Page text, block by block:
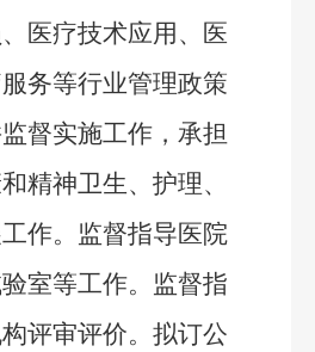
医疗技术应用、医
务等行业管理政策
督实施工作，承担
精神卫生、护理、
工作。监督指导医院
室等工作。监督指
评审评价。拟订公